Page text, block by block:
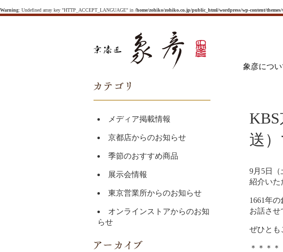
Warning: Undefined array key "HTTP_ACCEPT_LANGUAGE" in /home/zohiko/zohiko.co.jp/public_html/wordpress/wp-content/themes/
象彦につい
メディア掲載情報
京都店からのお知らせ
季節のおすすめ商品
展示会情報
東京営業所からのお知らせ
オンラインストアからのお知
らせ
送
9月5日（
紹介いた
1661年
お話させ
ぜひとも
＊＊＊＊